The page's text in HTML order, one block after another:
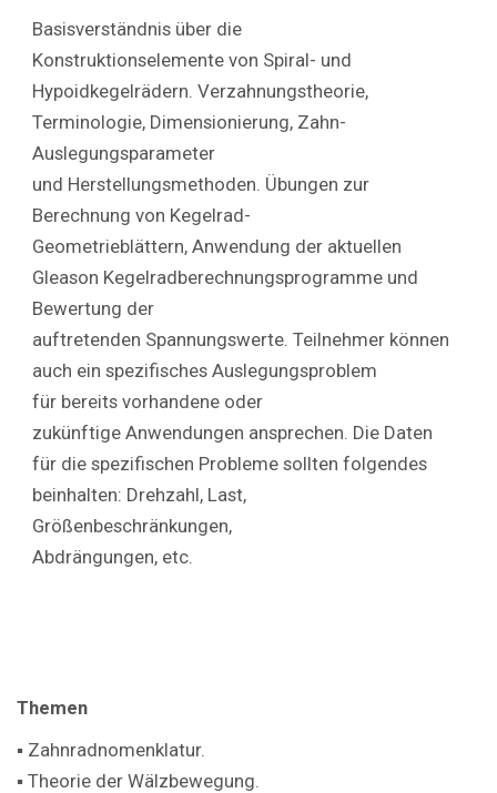
Basisverständnis über die
Konstruktionselemente von Spiral- und
Hypoidkegelrädern. Verzahnungstheorie,
Terminologie, Dimensionierung, Zahn-
Auslegungsparameter
und Herstellungsmethoden. Übungen zur
Berechnung von Kegelrad-
Geometrieblättern, Anwendung der aktuellen
Gleason Kegelradberechnungsprogramme und
Bewertung der
auftretenden Spannungswerte. Teilnehmer können
auch ein spezifisches Auslegungsproblem
für bereits vorhandene oder
zukünftige Anwendungen ansprechen. Die Daten
für die spezifischen Probleme sollten folgendes
beinhalten: Drehzahl, Last,
Größenbeschränkungen,
Abdrängungen, etc.
Themen
▪ Zahnradnomenklatur.
▪ Theorie der Wälzbewegung.